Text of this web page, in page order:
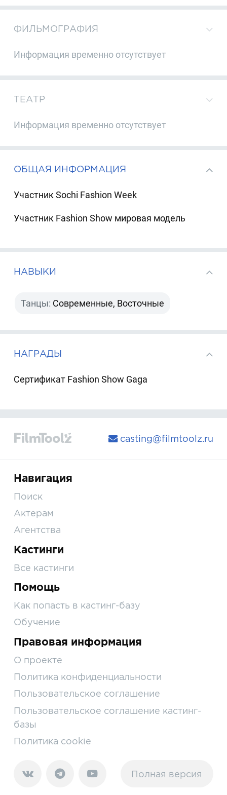
ФИЛЬМОГРАФИЯ
Информация временно отсутствует
ТЕАТР
Информация временно отсутствует
ОБЩАЯ ИНФОРМАЦИЯ
Участник Sochi Fashion Week
Участник Fashion Show мировая модель
НАВЫКИ
Танцы: Современные, Восточные
НАГРАДЫ
Сертификат Fashion Show Gaga
casting@filmtoolz.ru
Навигация
Поиск
Актерам
Агентства
Кастинги
Все кастинги
Помощь
Как попасть в кастинг-базу
Обучение
Правовая информация
О проекте
Политика конфиденциальности
Пользовательское соглашение
Пользовательское соглашение кастинг-
базы
Политика cookie
Полная версия